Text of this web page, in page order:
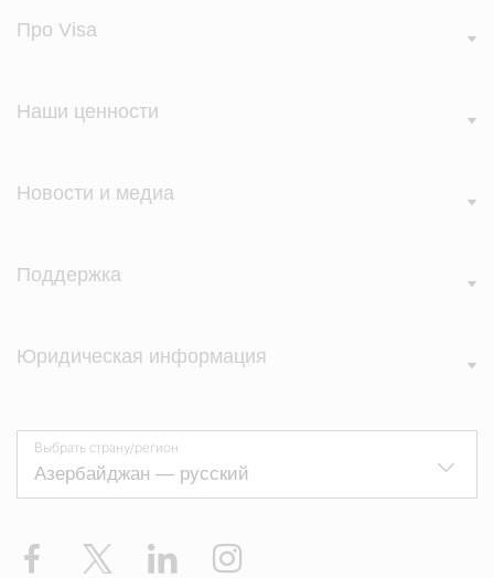
Про Visa
Наши ценности
Новости и медиа
Поддержка
Юридическая информация
Выбрать страну/регион
Facebook Twitter Linkedin